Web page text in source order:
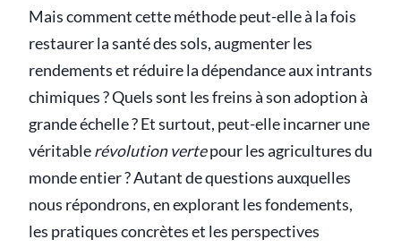
Mais comment cette méthode peut-elle à la fois
restaurer la santé des sols, augmenter les
rendements et réduire la dépendance aux intrants
chimiques ? Quels sont les freins à son adoption à
grande échelle ? Et surtout, peut-elle incarner une
véritablerévolution vertepour les agricultures du
monde entier ? Autant de questions auxquelles
nous répondrons, en explorant les fondements,
les pratiques concrètes et les perspectives